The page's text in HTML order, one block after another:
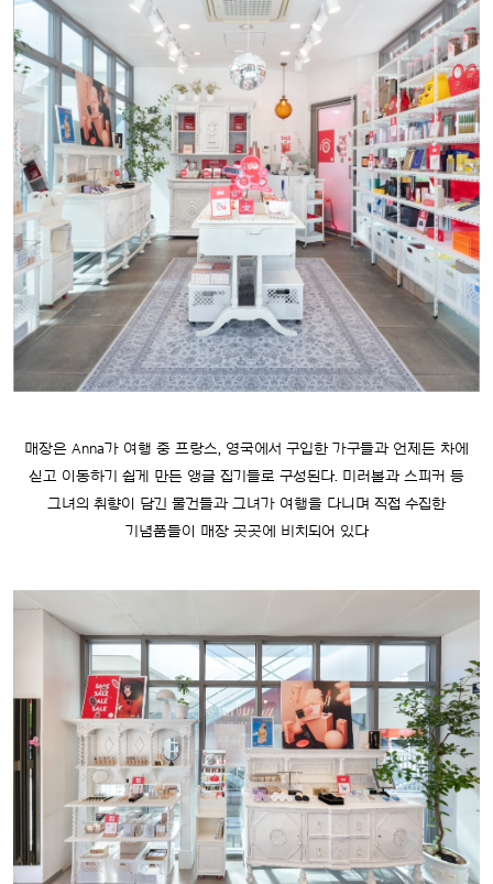
매장은 Anna가 여행 중 프랑스, 영국에서 구입한 가구들과언제든 차에
싣고 이동하기 쉽게 만든 앵글 집기들로 구성된다. 미러볼과 스피커 등
그녀의 취향이 담긴 물건들과그녀가 여행을 다니며 직접 수집한
기념품들이 매장 곳곳에 비치되어 있다